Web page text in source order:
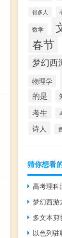
很多人
数学
春节
梦幻西
物理学
的是
考生
诗人
猜你想看
高考理科
梦幻西游